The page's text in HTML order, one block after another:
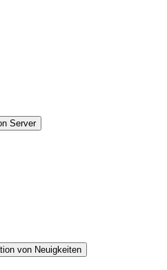
Server
von Neuigkeiten